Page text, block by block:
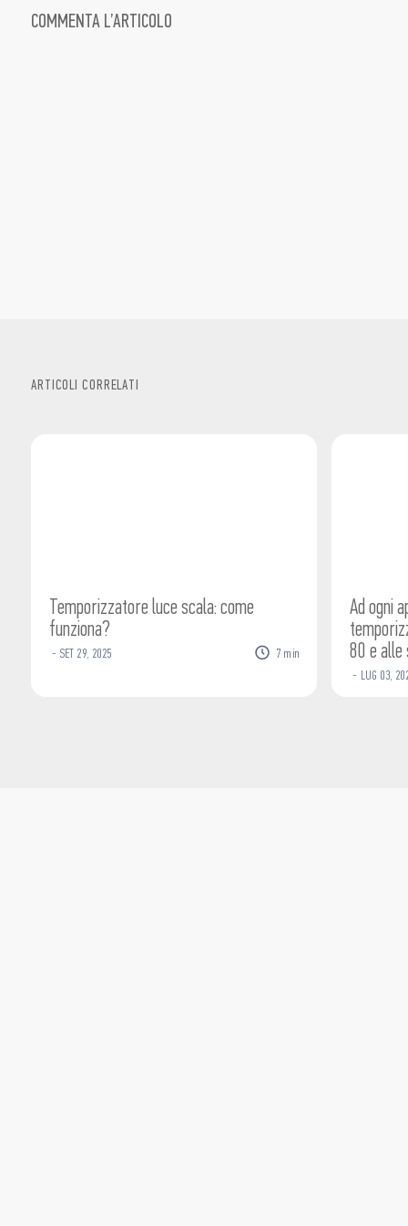
COMMENTA L’ARTICOLO
ARTICOLI CORRELATI
Temporizzatore luce scala: come
funziona?
- SET 29, 2025 7 min
Ad ogni
80 e alle
- LUG 03,